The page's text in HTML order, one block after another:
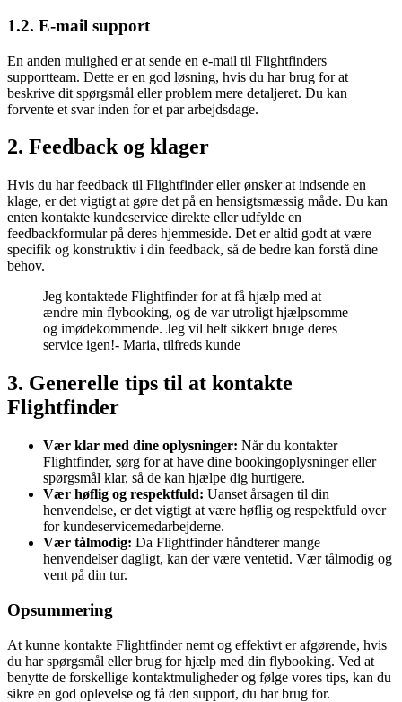
1.2. E-mail support
En anden mulighed er at sende en e-mail til Flightfinders
supportteam. Dette er en god løsning, hvis du har brug for at
beskrive dit spørgsmål eller problem mere detaljeret. Du kan
forvente et svar inden for et par arbejdsdage.
2. Feedback og klager
Hvis du har feedback til Flightfinder eller ønsker at indsende en
klage, er det vigtigt at gøre det på en hensigtsmæssig måde. Du kan
enten kontakte kundeservice direkte eller udfylde en
feedbackformular på deres hjemmeside. Det er altid godt at være
specifik og konstruktiv i din feedback, så de bedre kan forstå dine
behov.
Jeg kontaktede Flightfinder for at få hjælp med at
ændre min flybooking, og de var utroligt hjælpsomme
og imødekommende. Jeg vil helt sikkert bruge deres
service igen!- Maria, tilfreds kunde
3. Generelle tips til at kontakte
Flightfinder
Vær klar med dine oplysninger: Når du kontakter
Flightfinder, sørg for at have dine bookingoplysninger eller
spørgsmål klar, så de kan hjælpe dig hurtigere.
Vær høflig og respektfuld: Uanset årsagen til din
henvendelse, er det vigtigt at være høflig og respektfuld over
for kundeservicemedarbejderne.
Vær tålmodig: Da Flightfinder håndterer mange
henvendelser dagligt, kan der være ventetid. Vær tålmodig og
vent på din tur.
Opsummering
At kunne kontakte Flightfinder nemt og effektivt er afgørende, hvis
du har spørgsmål eller brug for hjælp med din flybooking. Ved at
benytte de forskellige kontaktmuligheder og følge vores tips, kan du
sikre en god oplevelse og få den support, du har brug for.